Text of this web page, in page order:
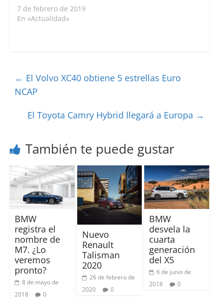
7 de febrero de 2019
En «Actualidad»
← El Volvo XC40 obtiene 5 estrellas Euro
NCAP
El Toyota Camry Hybrid llegará a Europa →
También te puede gustar
BMW
registra el
nombre de
M7. ¿Lo
veremos
pronto?
8 de mayo de
2018
0
Nuevo
Renault
Talisman
2020
26 de febrero de
2020
0
BMW
desvela la
cuarta
generación
del X5
6 de junio de
2018
0